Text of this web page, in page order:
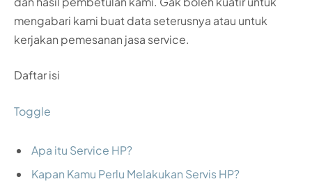
mengabari kami buat data seterusnya atau untuk
kerjakan pemesanan jasa service.
Daftar isi
Toggle
Apa itu Service HP?
Kapan Kamu Perlu Melakukan Servis HP?